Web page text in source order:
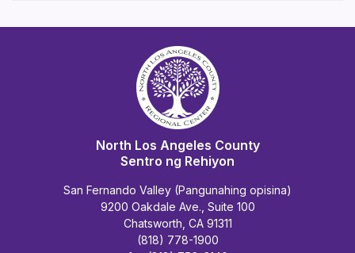
North Los Angeles County
Sentro ng Rehiyon
San Fernando Valley (Pangunahing opisina)
9200 Oakdale Ave., Suite 100
Chatsworth, CA 91311
(818) 778-1900